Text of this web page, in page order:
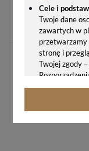
Cele i
Twoje dane
zawartych w
przetwarzamy
stronę i
Twojej zgody
2016/679 z
fizycznych w